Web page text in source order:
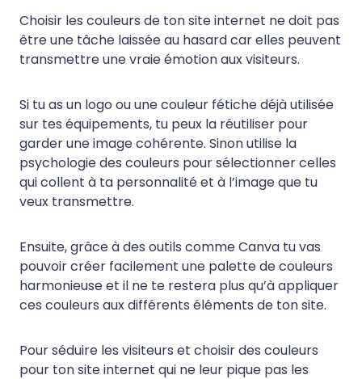
Choisir les couleurs de ton site internet ne doit pas
être une tâche laissée au hasard car elles peuvent
transmettre une vraie émotion aux visiteurs.
Si tu as un logo ou une couleur fétiche déjà utilisée
sur tes équipements, tu peux la réutiliser pour
garder une image cohérente. Sinon utilise la
psychologie des couleurs pour sélectionner celles
qui collent à ta personnalité et à l’image que tu
veux transmettre.
Ensuite, grâce à des outils comme Canva tu vas
pouvoir créer facilement une palette de couleurs
harmonieuse et il ne te restera plus qu’à appliquer
ces couleurs aux différents éléments de ton site.
Pour séduire les visiteurs et choisir des couleurs
pour ton site internet qui ne leur pique pas les